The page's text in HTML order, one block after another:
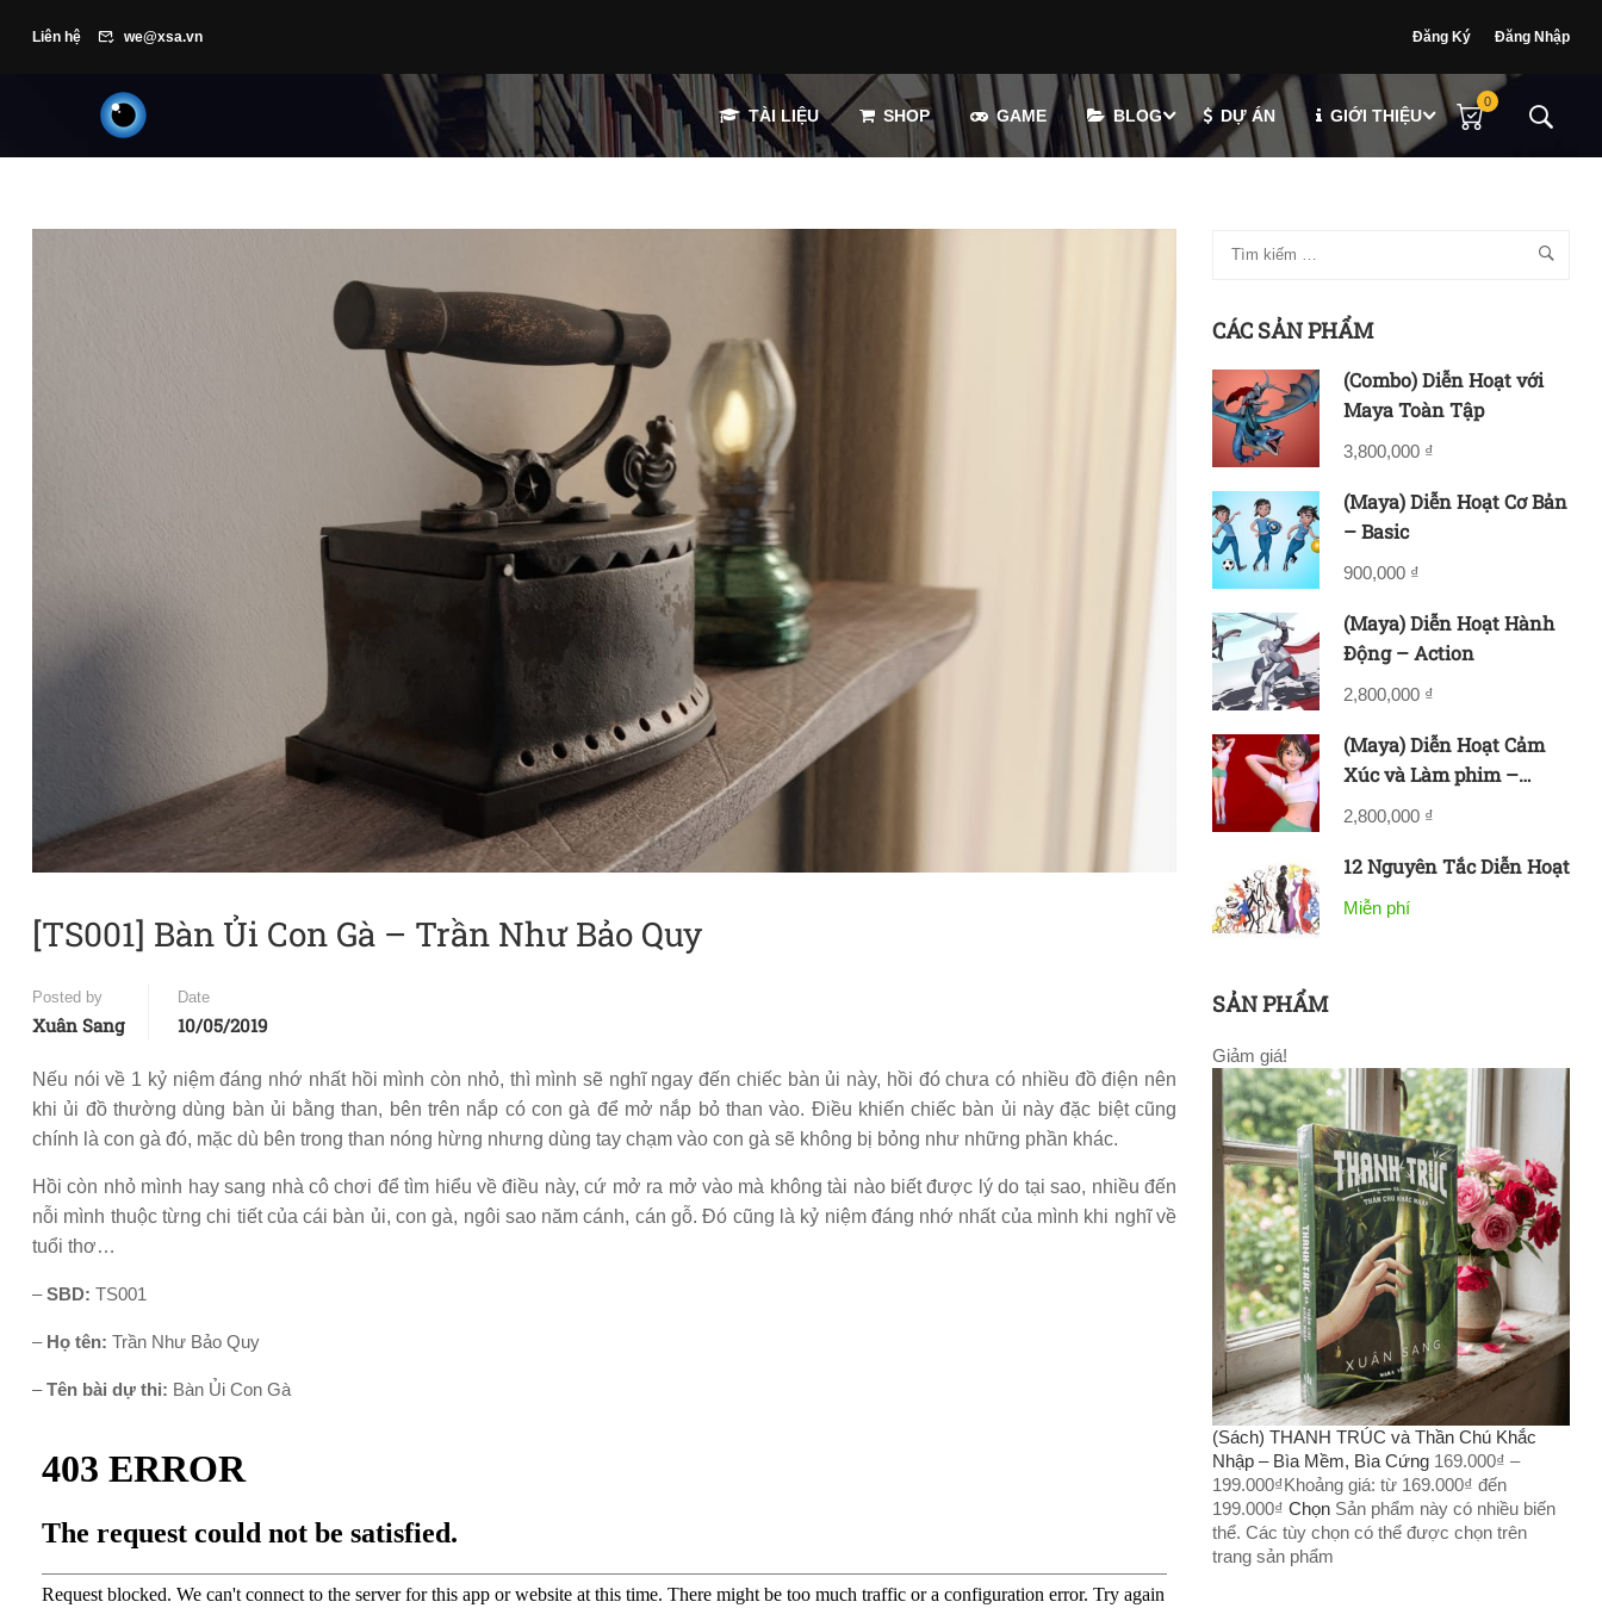
Liên hệ we@xsa.vn Đăng Ký Đăng Nhập
TÀI LIỆU SHOP GAME BLOG DỰ ÁN GIỚI THIỆU
0
[TS001] Bàn Ủi Con Gà – Trần Như Bảo Quy
Posted by
Xuân Sang
Date
10/05/2019
Nếu nói về 1 kỷ niệm đáng nhớ nhất hồi mình còn nhỏ, thì mình sẽ nghĩ ngay đến chiếc bàn ủi này, hồi đó chưa có nhiều đồ điện nên
khi ủi đồ thường dùng bàn ủi bằng than, bên trên nắp có con gà để mở nắp bỏ than vào. Điều khiến chiếc bàn ủi này đặc biệt cũng
chính là con gà đó, mặc dù bên trong than nóng hừng nhưng dùng tay chạm vào con gà sẽ không bị bỏng như những phần khác.
Hồi còn nhỏ mình hay sang nhà cô chơi để tìm hiểu về điều này, cứ mở ra mở vào mà không tài nào biết được lý do tại sao, nhiều đến
nỗi mình thuộc từng chi tiết của cái bàn ủi, con gà, ngôi sao năm cánh, cán gỗ. Đó cũng là kỷ niệm đáng nhớ nhất của mình khi nghĩ về
tuổi thơ…
–SBD: TS001
– Họ tên: Trần Như Bảo Quy
–Tên bài dự thi: Bàn Ủi Con Gà
CÁC SẢN PHẨM
(Combo) Diễn Hoạt với
Maya Toàn Tập
3,800,000 ₫
(Maya) Diễn Hoạt Cơ Bản
– Basic
900,000 ₫
(Maya) Diễn Hoạt Hành
Động – Action
2,800,000 ₫
(Maya) Diễn Hoạt Cảm
Xúc và Làm phim –
Acting & Filmmaking
2,800,000 ₫
12 Nguyên Tắc Diễn Hoạt
Miễn phí
SẢN PHẨM
Giảm giá!
(Sách) THANH TRÚC và Thần Chú Khắc
Nhập – Bìa Mềm, Bìa Cứng 169.000₫ –
199.000₫Khoảng giá: từ 169.000₫ đến
199.000₫ Chọn Sản phẩm này có nhiều biến
thể. Các tùy chọn có thể được chọn trên
trang sản phẩm